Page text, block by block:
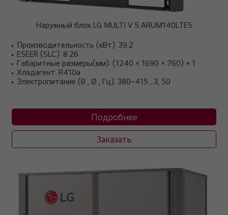
Наружный блок LG MULTI V 5 ARUM140LTE5
Производительность (кВт): 39.2
ESEER (SLC): 8.26
Габаритные размеры(мм): (1240 × 1690 × 760) × 1
Хладагент: R410a
Электропитание (В , Ø , Гц): 380~415 , 3, 50
Подробнее
Заказать